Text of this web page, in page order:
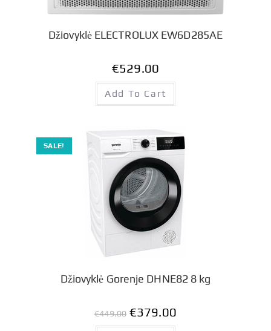
Džiovyklė ELECTROLUX EW6D285AE
€529.00
Add To Cart
SALE!
Džiovyklė Gorenje DHNE82 8 kg
€449.00 €379.00